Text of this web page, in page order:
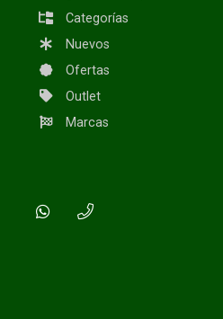
Categorías
Nuevos
Ofertas
Outlet
Marcas